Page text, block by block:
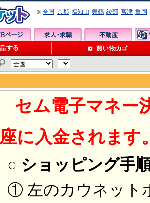
全国 京都 福知山 舞鶴 綾部 宮津 亀岡
セム電子マネー
座に入金されます
○ ショッピング手
① 左のカウネット